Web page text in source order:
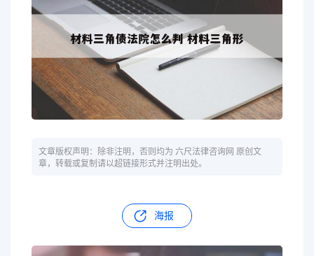
文章版权声明：除非注明，否则均为 六尺法律咨询网 原创文
章，转载或复制请以超链接形式并注明出处。
海报